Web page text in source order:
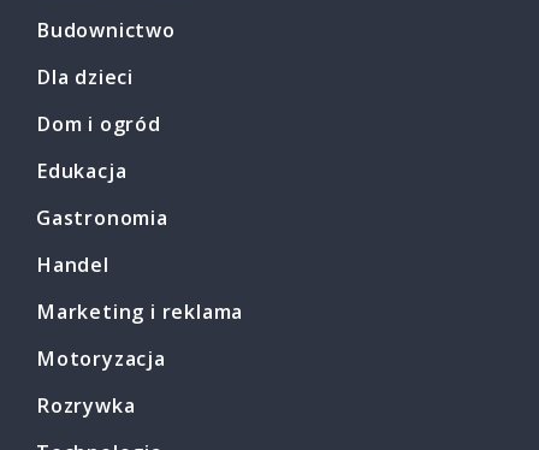
Budownictwo
Dla dzieci
Dom i ogród
Edukacja
Gastronomia
Handel
Marketing i reklama
Motoryzacja
Rozrywka